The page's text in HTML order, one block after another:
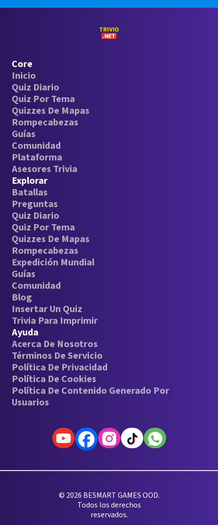
Core
Inicio
Quiz Diario
Quiz Por Tema
Quizzes De Mapas
Rompecabezas
Guías
Comunidad
Plataforma
Asesores Trivia
Explorar
Batallas
Preguntas
Quiz Diario
Quiz Por Tema
Quizzes De Mapas
Rompecabezas
Expedición Mundial
Guías
Comunidad
Blog
Insertar Un Quiz
Trivia Para Imprimir
Ayuda
Acerca De Nosotros
Términos De Servicio
Política De Privacidad
Política De Cookies
Política De Contenido Generado Por
Usuarios
© 2026 BESMART GAMES OOD.
Todos los derechos
reservados.